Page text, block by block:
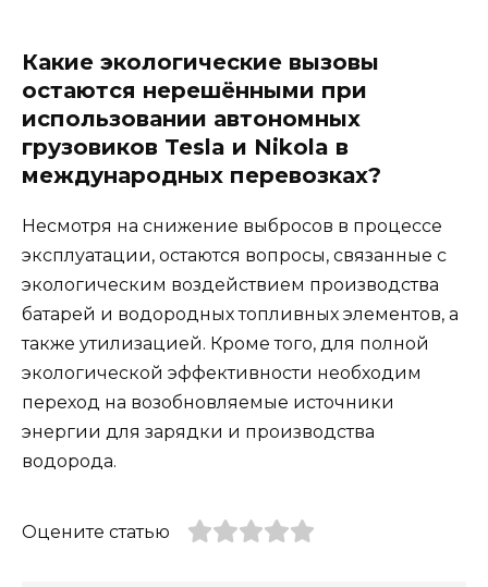
Какие экологические вызовы
остаются нерешёнными при
использовании автономных
грузовиков Tesla и Nikola в
международных перевозках?
Несмотря на снижение выбросов в процессе
эксплуатации, остаются вопросы, связанные с
экологическим воздействием производства
батарей и водородных топливных элементов, а
также утилизацией. Кроме того, для полной
экологической эффективности необходим
переход на возобновляемые источники
энергии для зарядки и производства
водорода.
Оцените статью